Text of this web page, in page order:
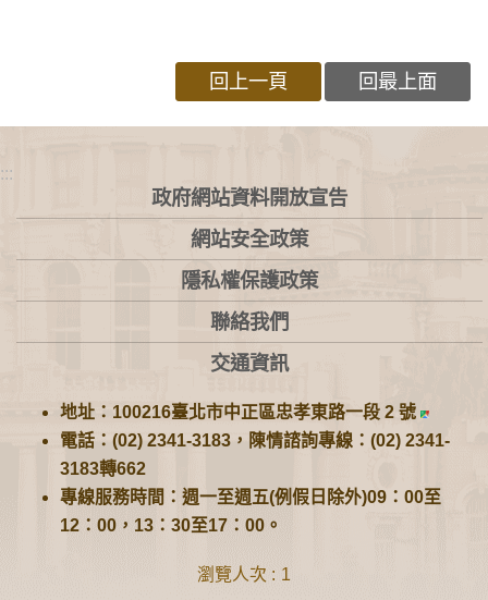
回上一頁 回最上面
:::
政府網站資料開放宣告
網站安全政策
隱私權保護政策
聯絡我們
交通資訊
地址：100216臺北市中正區忠孝東路一段 2 號
電話：(02) 2341-3183，陳情諮詢專線：(02) 2341-
3183轉662
專線服務時間：週一至週五(例假日除外)09：00至
12：00，13：30至17：00。
瀏覽人次 1